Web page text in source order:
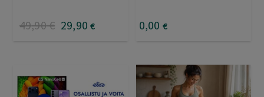
49,90€ 29,90 € 0,00 €